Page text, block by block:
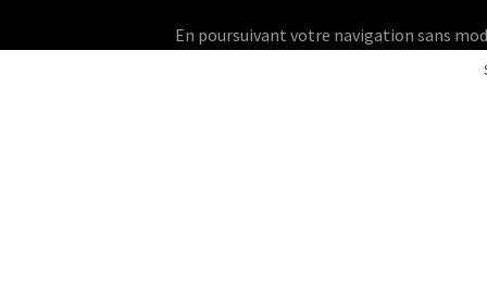
En poursuivant votre navigation sans